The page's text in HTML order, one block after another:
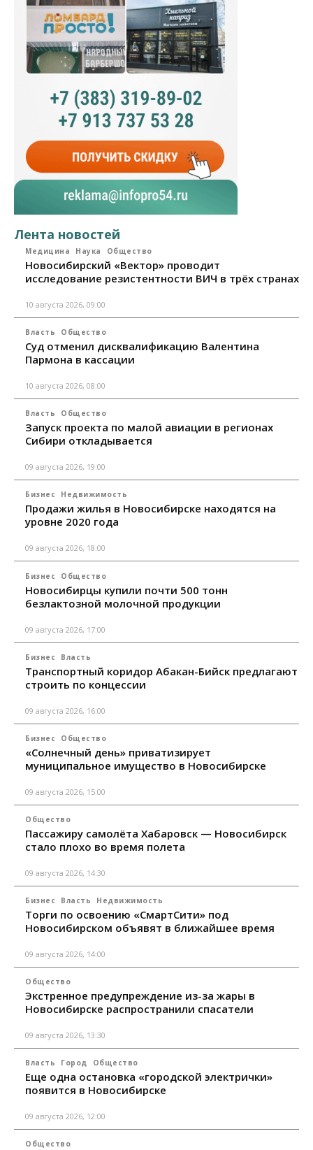
Лента новостей
Медицина Наука Общество
Новосибирский «Вектор» проводит
исследование резистентности ВИЧ в трёх странах
10 августа 2026, 09:00
Власть Общество
Суд отменил дисквалификацию Валентина
Пармона в кассации
10 августа 2026, 08:00
Власть Общество
Запуск проекта по малой авиации в регионах
Сибири откладывается
09 августа 2026, 19:00
Бизнес Недвижимость
Продажи жилья в Новосибирске находятся на
уровне 2020 года
09 августа 2026, 18:00
Бизнес Общество
Новосибирцы купили почти 500 тонн
безлактозной молочной продукции
09 августа 2026, 17:00
Бизнес Власть
Транспортный коридор Абакан-Бийск предлагают
строить по концессии
09 августа 2026, 16:00
Бизнес Общество
«Солнечный день» приватизирует
муниципальное имущество в Новосибирске
09 августа 2026, 15:00
Общество
Пассажиру самолёта Хабаровск — Новосибирск
стало плохо во время полета
09 августа 2026, 14:30
Бизнес Власть Недвижимость
Торги по освоению «СмартСити» под
Новосибирском объявят в ближайшее время
09 августа 2026, 14:00
Общество
Экстренное предупреждение из-за жары в
Новосибирске распространили спасатели
09 августа 2026, 13:30
Власть Город Общество
Еще одна остановка «городской электрички»
появится в Новосибирске
09 августа 2026, 12:00
Общество